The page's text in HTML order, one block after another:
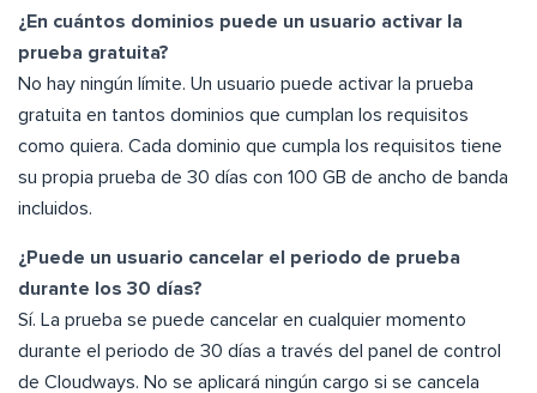
¿En cuántos dominios puede un usuario activar la
prueba gratuita?
No hay ningún límite. Un usuario puede activar la prueba
gratuita en tantos dominios que cumplan los requisitos
como quiera. Cada dominio que cumpla los requisitos tiene
su propia prueba de 30 días con 100 GB de ancho de banda
incluidos.
¿Puede un usuario cancelar el periodo de prueba
durante los 30 días?
Sí. La prueba se puede cancelar en cualquier momento
durante el periodo de 30 días a través del panel de control
de Cloudways. No se aplicará ningún cargo si se cancela